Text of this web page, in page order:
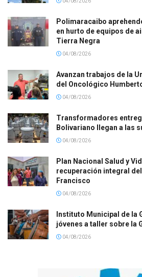
Polimaracaibo
en hurto de equipos de
Tierra Negra
04/08/2026
Avanzan trabajos de la
del Oncológico
04/08/2026
Transformadores
Bolivariano llegan a las
04/08/2026
Plan Nacional Salud y
recuperación integral
Francisco
04/08/2026
Instituto Municipal de la
jóvenes a taller sobre la
04/08/2026